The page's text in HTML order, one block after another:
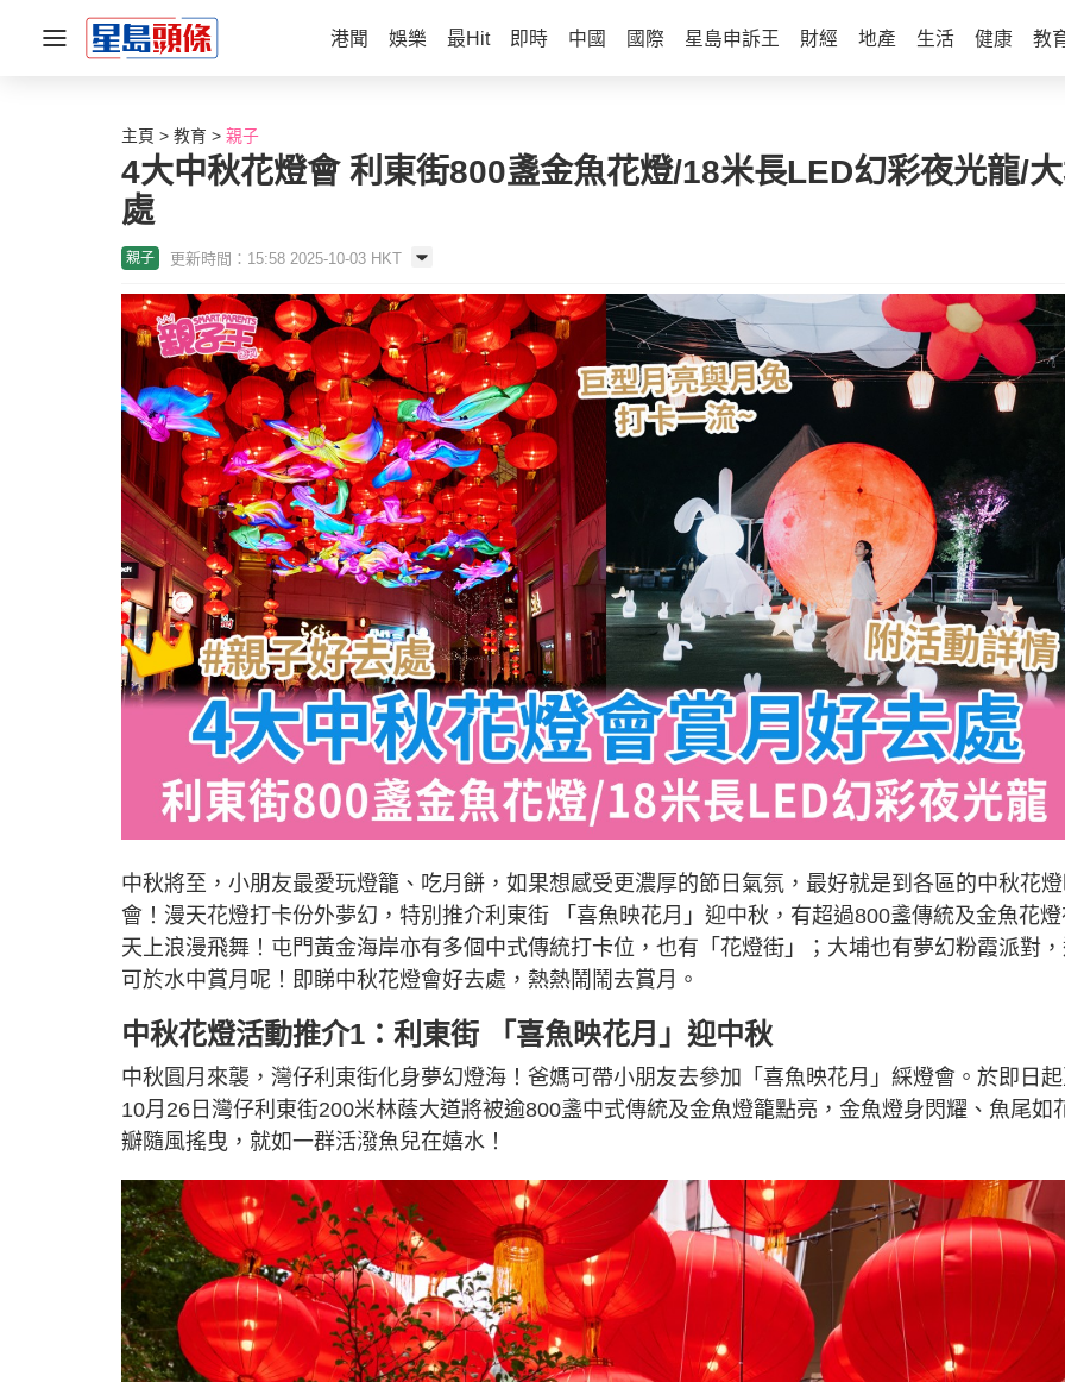
港聞 娛樂 最Hit 即時 中國 國際 星島申訴王 財經 地產 生活 健康 教
主頁 教育 親子
4大中秋花燈會 利東街800盞金魚花燈/18米長LED幻彩夜光龍/
處
親子 更新時間：15:58 2025-10-03 HKT
中秋將至，小朋友最愛玩燈籠、吃月餅，如果想感受更濃厚的節日氣氛，最好就是到各區的中秋花
會！漫天花燈打卡份外夢幻，特別推介利東街 「喜魚映花月」迎中秋，有超過800盞傳統及金魚花
天上浪漫飛舞！屯門黃金海岸亦有多個中式傳統打卡位，也有「花燈街」；大埔也有夢幻粉霞派對
可於水中賞月呢！即睇中秋花燈會好去處，熱熱鬧鬧去賞月。
中秋花燈活動推介1：利東街 「喜魚映花月」迎中秋
中秋圓月來襲，灣仔利東街化身夢幻燈海！爸媽可帶小朋友去參加「喜魚映花月」綵燈會。於即日
10月26日灣仔利東街200米林蔭大道將被逾800盞中式傳統及金魚燈籠點亮，金魚燈身閃耀、魚尾如
瓣隨風搖曳，就如一群活潑魚兒在嬉水！